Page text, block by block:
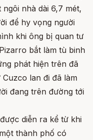
nhà dài 6,7 mét,
để hy vọng người
khi ông bị quan tư
bắt làm tù binh
phát hiện trên đã
Cuzco lan đi đã làm
đang trên đường tới
diễn ra kể từ khi
thành phố có